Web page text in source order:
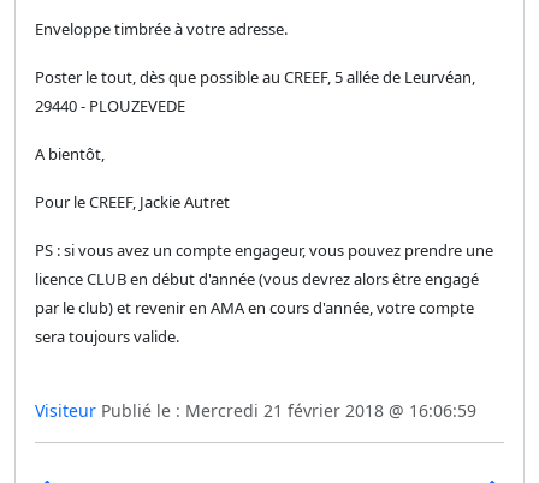
Enveloppe timbrée à votre adresse.
Poster le tout, dès que possible au CREEF, 5 allée de Leurvéan,
29440 - PLOUZEVEDE
A bientôt,
Pour le CREEF, Jackie Autret
PS : si vous avez un compte engageur, vous pouvez prendre une
licence CLUB en début d'année (vous devrez alors être engagé
par le club) et revenir en AMA en cours d'année, votre compte
sera toujours valide.
Visiteur Publié le : Mercredi 21 février 2018 @ 16:06:59